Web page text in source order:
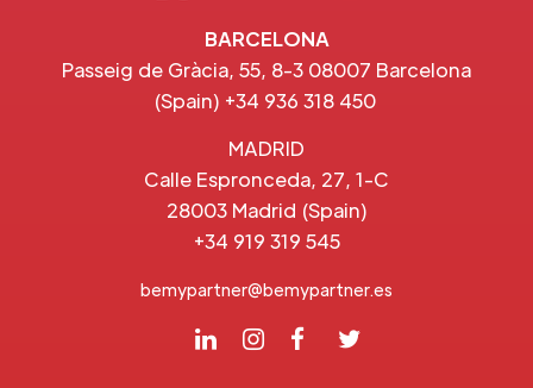
BARCELONA
Passeig de Gràcia, 55, 8-3 08007 Barcelona
(Spain) +34 936 318 450
MADRID
Calle Espronceda, 27, 1-C
28003 Madrid (Spain)
+34 919 319 545
bemypartner@bemypartner.es